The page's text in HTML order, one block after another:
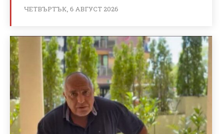
ЧЕТВЪРТЪК, 6 АВГУСТ 2026